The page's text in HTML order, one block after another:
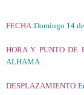
FECHA:Domingo 14
HORA Y PUNTO DE
ALHAMA.
DESPLAZAMIENTO: